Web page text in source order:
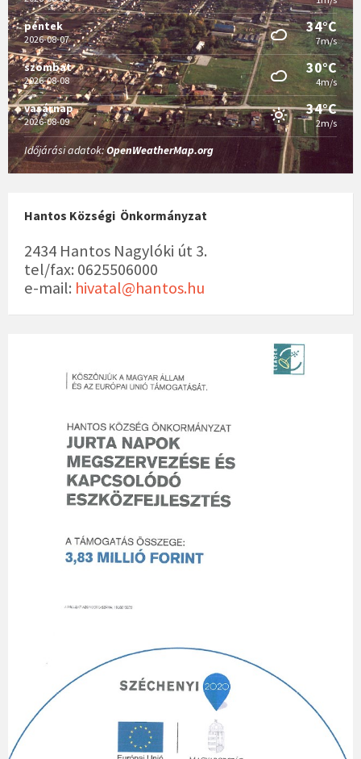
péntek
2026-08-07
34°C
7m/s
szombat
2026-08-08
30°C
4m/s
vasárnap
2026-08-09
34°C
2m/s
Időjárási adatok:OpenWeatherMap.org
Hantos Községi Önkormányzat
2434 Hantos Nagylóki út 3.
tel/fax: 0625506000
e-mail: hivatal@hantos.hu